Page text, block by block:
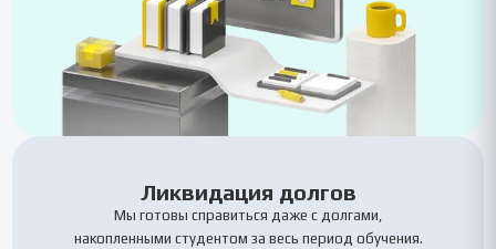
Ликвидация долгов
Мы готовы справиться даже с долгами,
накопленными студентом за весь период обучения.